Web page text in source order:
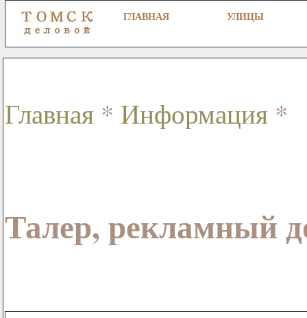
ГЛАВНАЯ УЛИЦЫ
Главная * Информация *
Талер, рекламный